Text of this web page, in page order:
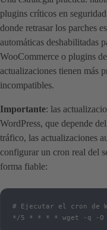
plugins críticos en
donde retrasar los parches
automáticas deshabilitadas
WooCommerce o plugins
actualizaciones tienen más
incompatibles.
Importante: las
WordPress, que depende
tráfico, las actualizaciones
configurar un cron real del
forma fiable:
# Ejecutar el cron de
*/5 * * * * wget -q -O -